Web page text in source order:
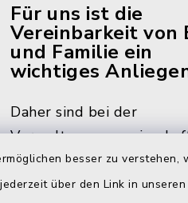
besser zu
über den Link in unseren
Für uns ist die
Vereinbarkeit von
und Familie ein
wichtiges
Daher sind bei der
Neumarkt-Sankt Veit
die Hälfte der